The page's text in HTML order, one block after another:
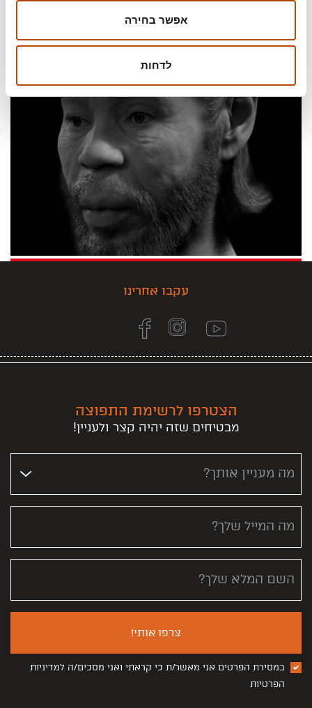
אפשר בחירה
לדחות
עקבו אחרינו
הצטרפו לרשימת התפוצה
מבטיחים שזה יהיה קצר ולעניין!
מה מעניין אותך?
מה המייל שלך?
השם המלא שלך?
צרפו אותי!
במסירת הפרטים אני מאשר/ת כי קראתי ואני מסכים/ה למדיניות
הפרטיות